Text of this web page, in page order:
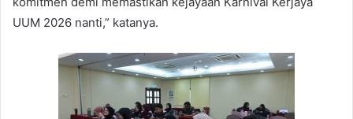
UUM 2026 nanti,” katanya.